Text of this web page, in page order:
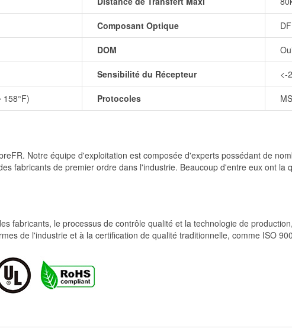
Composant Optique
DOM
Sensibilité du Récepteur <-
158°F) Protocoles
Notre équipe d'exploitation est composée d'experts possédant de
fabricants de premier ordre dans l'industrie. Beaucoup d'entre eux ont la
fabricants, le processus de contrôle qualité et la technologie de
de l'industrie et à la certification de qualité traditionnelle, comme ISO